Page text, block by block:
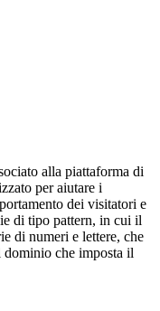
alla piattaforma di
per aiutare i
dei visitatori e
di tipo pattern, in cui il
di numeri e lettere, che
che imposta il